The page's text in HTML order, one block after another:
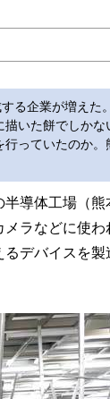
る企業が増えた
いた餅でしか
っていたのか
導体工場（熊
ラなどに使
デバイスを